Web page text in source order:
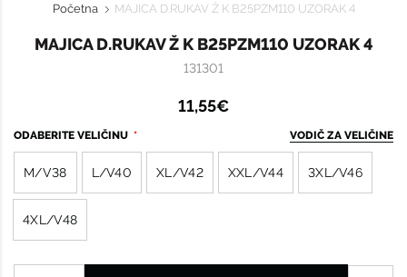
Početna MAJICA D.RUKAV Ž K B25PZM110 UZORAK 4
MAJICA D.RUKAV Ž K B25PZM110 UZORAK 4
131301
11,55€
ODABERITE VELIČINU VODIČ ZA VELIČINE
M/V38 L/V40 XL/V42 XXL/V44 3XL/V46
4XL/V48